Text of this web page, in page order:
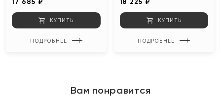
КУПИТЬ
ПОДРОБНЕЕ
КУПИТЬ
ПОДРОБНЕЕ
Вам понравится